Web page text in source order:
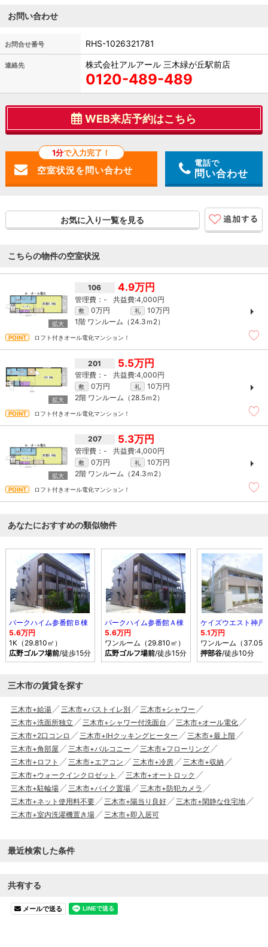
お問い合わせ
お問合せ番号 RHS-1026321781
連絡先 株式会社アルアール 三木緑が丘駅前店
0120-489-489
WEB来店予約はこちら
1分で入力完了！
電話で
問い合わせ
お気に入り一覧を見る
こちらの物件の空室状況
106 4.9万円
- 4,000円
敷 0万円 礼
10万円
1階 ワンルーム（24.3ｍ 2）
ロフト付きオール電化マンション！
201 5.5万円
- 4,000円
敷 0万円 礼
10万円
2階 ワンルーム（28.5ｍ 2）
ロフト付きオール電化マンション！
207 5.3万円
- 4,000円
敷 0万円 礼
10万円
2階 ワンルーム（24.3ｍ 2）
ロフト付きオール電化マンション！
あなたにおすすめの類似物件
パークハイム参番館Ｂ棟
5.6万円
1K（29.810㎡）
広野ゴルフ場前/徒歩15分
パークハイム参番館Ａ棟
5.6万円
ワンルーム（29.810㎡）
広野ゴルフ場前/徒歩15分
ケイズウエスト神戸
5.1万円
ワンルーム（
押部谷/徒歩10分
三木市の賃貸を探す
三木市+給湯 三木市+バストイレ別
三木市+シャワー
三木市+洗面所独立
三木市+シャワー付洗面台
三木市+オール電化
三木市+2口コンロ
三木市+IHクッキングヒーター
三木市+最上階
三木市+角部屋
三木市+バルコニー
三木市+フローリング
三木市+ロフト
三木市+エアコン 三木市+冷房
三木市+収納
三木市+ウォークインクロゼット
三木市+オートロック
三木市+駐輪場
三木市+バイク置場
三木市+防犯カメラ
三木市+ネット使用料不要
三木市+陽当り良好
三木市+閑静な住宅地
三木市+室内洗濯機置き場
三木市+即入居可
最近検索した条件
共有する
メールで送る